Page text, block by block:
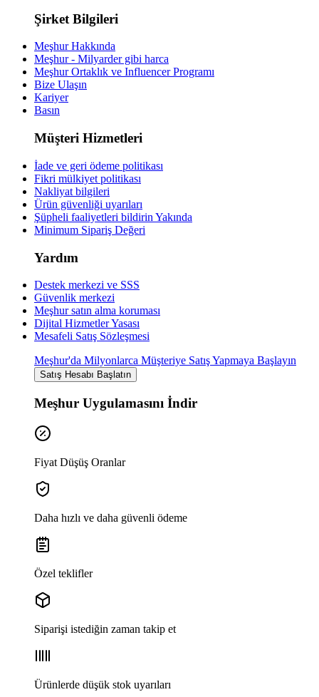
Şirket Bilgileri
Meşhur Hakkında
Meşhur - Milyarder gibi harca
Meşhur Ortaklık ve Influencer Programı
Bize Ulaşın
Kariyer
Basın
Müşteri Hizmetleri
İade ve geri ödeme politikası
Fikri mülkiyet politikası
Nakliyat bilgileri
Ürün güvenliği uyarıları
Şüpheli faaliyetleri bildirin Yakında
Minimum Sipariş Değeri
Yardım
Destek merkezi ve SSS
Güvenlik merkezi
Meşhur satın alma koruması
Dijital Hizmetler Yasası
Mesafeli Satış Sözleşmesi
Meşhur'da Milyonlarca Müşteriye Satış Yapmaya Başlayın
Satış Hesabı Başlatın
Meşhur Uygulamasını İndir
Fiyat Düşüş Oranlar
Daha hızlı ve daha güvenli ödeme
Özel teklifler
Siparişi istediğin zaman takip et
Ürünlerde düşük stok uyarıları